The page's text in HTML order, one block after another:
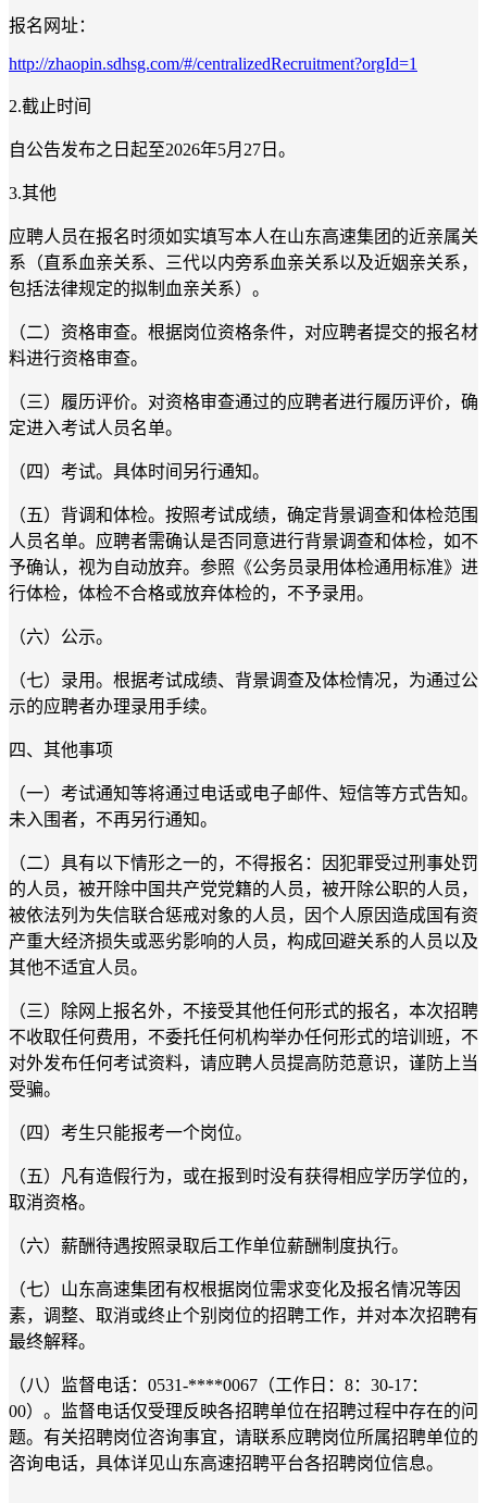
报名网址：
http://zhaopin.sdhsg.com/#/centralizedRecruitment?orgId=1
2.截止时间
自公告发布之日起至2026年5月 27 日。
3.其他
应聘人员在报名时须如实填写本人在山东高速集团的近亲属关
系（直系血亲关系、三代以内旁系血亲关系以及近姻亲关系，
包括法律规定的拟制血亲关系）。
（二）资格审查。 根据岗位资格条件，对应聘者提交的报名材
料进行资格审查。
（三）履历评价。对资格审查通过的应聘者进行履历评价，确
定进入考试人员名单。
（四）考试。具体时间另行通知。
（五）背调和体检。按照考试成绩，确定背景调查和体检范围
人员名单。应聘者需确认是否同意进行背景调查和体检，如不
予确认，视为自动放弃。参照《公务员录用体检通用标准》进
行体检，体检不合格或放弃体检的，不予录用。
（六）公示。
（七）录用。根据考试成绩、背景调查及体检情况，为通过公
示的应聘者办理录用手续。
四、其他事项
（一）考试通知等将通过电话或电子邮件、短信等方式告知。
未入围者，不再另行通知。
（二）具有以下情形之一的，不得报名：
因犯罪受过刑事处罚
的人员，被开除中国共产党党籍的人员，被开除公职的人员，
被依法列为失信联合惩戒对象的人员，因个人原因造成国有资
产重大经济损失或恶劣影响的人员 ， 构成回避关系的人员以及
其他不适宜人员。
（三）除网上报名外，不接受其他任何形式的报名，本次招聘
不收取任何费用 ， 不委托任何机构举办任何形式的培训班，不
对外发布任何考试资料，请应聘人员提高防范意识，谨防上当
受骗。
（四）考生只能报考一个岗位。
（五）凡有造假行为，或在报到时没有获得相应学历学位的，
取消资格。
（六）薪酬待遇按照录取后工作单位薪酬制度执行。
（七）山东高速集团有权根据岗位需求变化及报名情况等因
素，调整、取消或终止个别岗位的招聘工作，并对本次招聘有
最终解释。
（八）监督电话： 0531-****0067（工作日： 8：30-17：
00）。监督电话仅受理反映各招聘单位在招聘过程中存在的问
题。有关招聘岗位咨询事宜，请联系应聘岗位所属招聘单位的
咨询电话，具体详见山东高速招聘平台各招聘岗位信息。